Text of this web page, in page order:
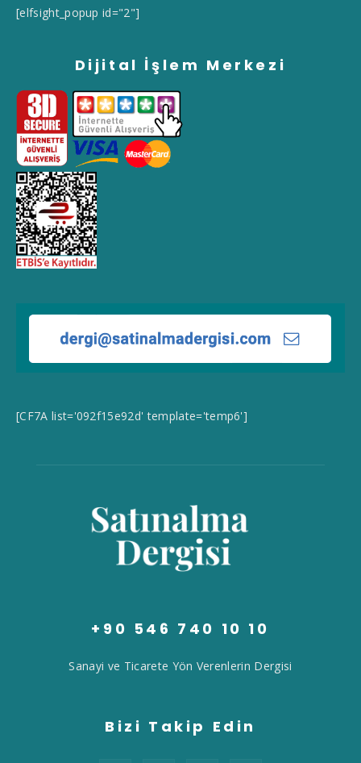
[elfsight_popup id="2"]
Dijital İşlem Merkezi
[CF7A list='092f15e92d' template='temp6']
+90 546 740 10 10
Sanayi ve Ticarete Yön Verenlerin Dergisi
Bizi Takip Edin